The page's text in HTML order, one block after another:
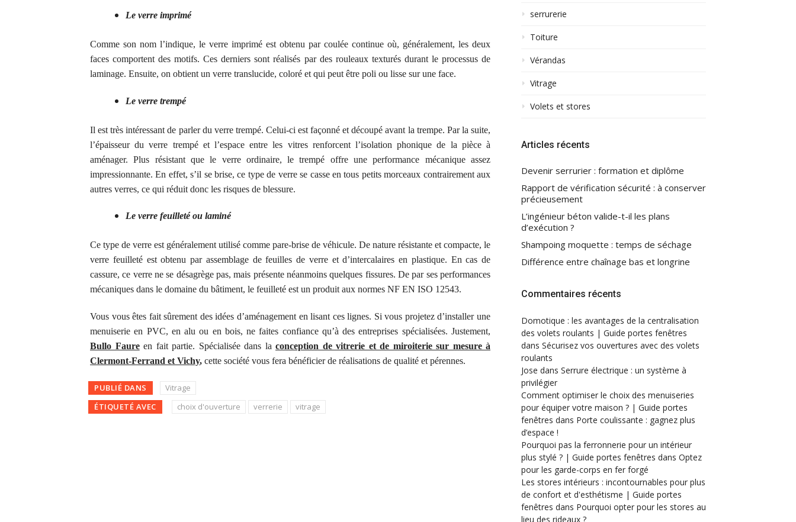
Le verre imprimé
Comme son nom l’indique, le verre imprimé est obtenu par coulée continue où, généralement, les deux
faces comportent des motifs. Ces derniers sont réalisés par des rouleaux texturés durant le processus de
laminage. Ensuite, on obtient un verre translucide, coloré et qui peut être poli ou lisse sur une face.
Le verre trempé
Il est très intéressant de parler du verre trempé. Celui-ci est façonné et découpé avant la trempe. Par la suite,
l’épaisseur du verre trempé et l’espace entre les vitres renforcentl’isolation phonique de la pièce à
aménager.Plus résistant que le verre ordinaire, le trempé offre une performance mécanique assez
impressionnante. En effet,s’il se brise, ce type de verrese casse en tous petitsmorceaux contrairement aux
autres verres, ce qui réduit donc les risques de blessure.
Le verre feuilletéou laminé
Ce type de verre est généralement utilisé comme pare-brise de véhicule. De nature résistante et compacte, le
verre feuilleté est obtenu par assemblage de feuilles de verre et d’intercalaires en plastique. En cas de
cassure, ce verre ne se désagrège pas, mais présente néanmoins quelques fissures. De par ses performances
mécaniques dans le domaine du bâtiment, le feuilleté est un produit aux normes NF EN ISO 12543.
Vous vous êtes fait sûrement des idées d’aménagement en lisant ces lignes. Si vous projetez d’installer une
menuiserie en PVC, en alu ou en bois, ne faites confiance qu’à des entreprises spécialisées. Justement,
Bullo Faureen fait partie. Spécialisée dans la conception de vitrerie et de miroiterie sur mesure à
Clermont-Ferrand et Vichy, cette société vous fera bénéficier de réalisations de qualité et pérennes.
PUBLIÉ DANS
Vitrage
ÉTIQUETÉ AVEC
choix d'ouverture verrerie vitrage
serrurerie
Toiture
Vérandas
Vitrage
Volets et stores
Articles récents
Devenir serrurier : formation et diplôme
Rapport de vérification sécurité : à conserver
précieusement
L’ingénieur béton valide-t-il les plans
d’exécution ?
Shampoing moquette : temps de séchage
Différence entre chaînage bas et longrine
Commentaires récents
Domotique : les avantages de la centralisation
des volets roulants | Guide portes fenêtres
dans Sécurisez vos ouvertures avec des volets
roulants
Jose dans Serrure électrique : un système à
privilégier
Comment optimiser le choix des menuiseries
pour équiper votre maison ? | Guide portes
fenêtres dans Porte coulissante : gagnez plus
d’espace !
Pourquoi pas la ferronnerie pour un intérieur
plus stylé ? | Guide portes fenêtres dans Optez
pour les garde-corps en fer forgé
Les stores intérieurs : incontournables pour plus
de confort et d'esthétisme | Guide portes
fenêtres dans Pourquoi opter pour les stores au
lieu des rideaux ?